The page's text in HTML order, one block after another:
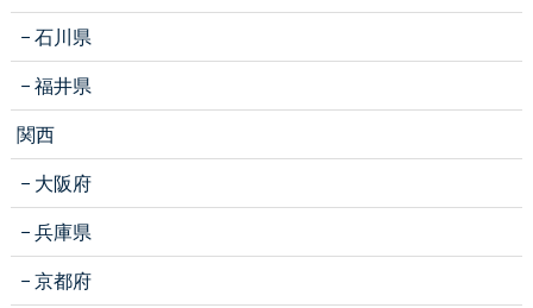
石川県
福井県
関西
大阪府
兵庫県
京都府